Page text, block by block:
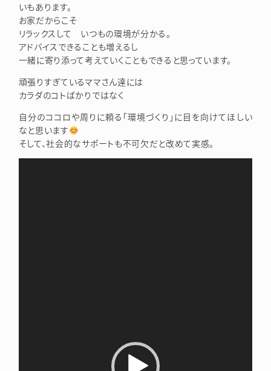
いもあります。
お家だからこそ
リラックスして いつもの環境が分かる。
アドバイスできることも増えるし
一緒に寄り添って考えていくこともできると思っています。
頑張りすぎているママさん達には
カラダのコトばかりではなく
自分のココロや周りに頼る「環境づくり」に目を向けてほしい
なと思います
そして、社会的なサポートも不可欠だと改めて実感。